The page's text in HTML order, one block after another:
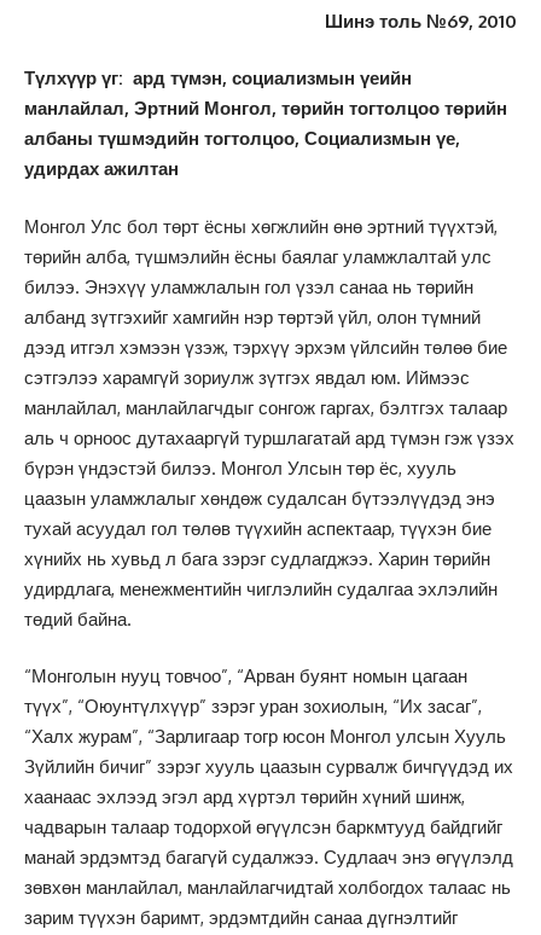
Шинэ толь №69, 2010
Түлхүүр үг: ард түмэн, социализмын үеийн
манлайлал, Эртний Монгол, төрийн тогтолцоо төрийн
албаны түшмэдийн тогтолцоо, Социализмын үе,
удирдах ажилтан
Монгол Улс бол төрт ёсны хөгжлийн өнө эртний түүхтэй,
төрийн алба, түшмэлийн ёсны баялаг уламжлалтай улс
билээ. Энэхүү уламжлалын гол үзэл санаа нь төрийн
албанд зүтгэхийг хамгийн нэр төртэй үйл, олон түмний
дээд итгэл хэмээн үзэж, тэрхүү эрхэм үйлсийн төлөө бие
сэтгэлээ харамгүй зориулж зүтгэх явдал юм. Иймээс
манлайлал, манлайлагчдыг сонгож гаргах, бэлтгэх талаар
аль ч орноос дутахааргүй туршлагатай ард түмэн гэж үзэх
бүрэн үндэстэй билээ. Монгол Улсын төр ёс, хууль
цаазын уламжлалыг хөндөж судалсан бүтээлүүдэд энэ
тухай асуудал гол төлөв түүхийн аспектаар, түүхэн бие
хүнийх нь хувьд л бага зэрэг судлагджээ. Харин төрийн
удирдлага, менежментийн чиглэлийн судалгаа эхлэлийн
төдий байна.
“Монголын нууц товчоо”, “Арван буянт номын цагаан
түүх”, “Оюунтүлхүүр” зэрэг уран зохиолын, “Их засаг”,
“Халх журам”, “Зарлигаар тогр юсон Монгол улсын Хууль
Зүйлийн бичиг” зэрэг хууль цаазын сурвалж бичгүүдэд их
хаанаас эхлээд эгэл ард хүртэл төрийн хүний шинж,
чадварын талаар тодорхой өгүүлсэн баркмтууд байдгийг
манай эрдэмтэд багагүй судалжээ. Судлаач энэ өгүүлэлд
зөвхөн манлайлал, манлайлагчидтай холбогдох талаас нь
зарим түүхэн баримт, эрдэмтдийн санаа дүгнэлтийг